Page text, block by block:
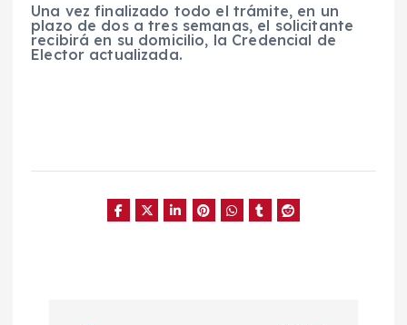
Una vez finalizado todo el trámite, en un
plazo de dos a tres semanas, el solicitante
recibirá en su domicilio, la Credencial de
Elector actualizada.